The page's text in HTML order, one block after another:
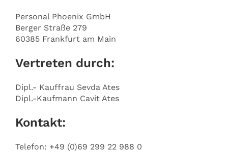
Personal Phoenix GmbH
Berger Straße 279
60385 Frankfurt am Main
Vertreten durch:
Dipl.- Kauffrau Sevda Ates
Dipl.-Kaufmann Cavit Ates
Kontakt:
Telefon: +49 (0)69 299 22 988 0